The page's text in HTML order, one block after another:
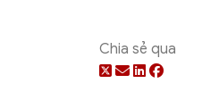
Chia sẻ qua